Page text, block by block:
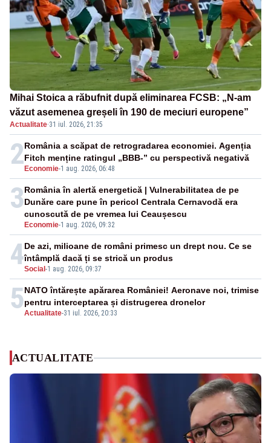
Mihai Stoica a răbufnit după eliminarea FCSB: „N-am
văzut asemenea greșeli în 190 de meciuri europene”
Actualitate·31 iul. 2026, 21:35
2 Economie-1 aug. 2026, 06:48
România a scăpat de retrogradarea economiei. Agenția
Fitch menține ratingul „BBB-” cu perspectivă negativă
3
Economie-1 aug. 2026, 09:32
România în alertă energetică | Vulnerabilitatea de pe
Dunăre care pune în pericol Centrala Cernavodă era
cunoscută de pe vremea lui Ceaușescu
4Social -1 aug. 2026, 09:37
De azi, milioane de români primesc un drept nou. Ce se
întâmplă dacă ți se strică un produs
5Actualitate-31 iul. 2026, 20:33
NATO întărește apărarea României! Aeronave noi, trimise
pentru interceptarea și distrugerea dronelor
ACTUALITATE